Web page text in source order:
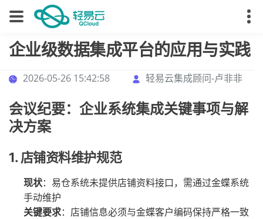
企业级数据集成平台的应用与实践
2026-05-26 15:42:58 轻易云集成顾问-卢非非
会议纪要：企业系统集成关键事项与解
决方案
1. 店铺资料维护规范
现状：易仓系统未提供店铺资料接口，需通过金蝶系统
手动维护
关键要求：店铺信息必须与金蝶客户编码保持严格一致